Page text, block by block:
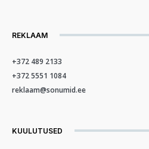
REKLAAM
+372 489 2133
+372 5551 1084
reklaam@sonumid.ee
KUULUTUSED